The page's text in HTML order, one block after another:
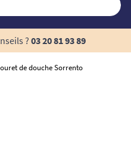
? 03 20 81 93 89
de douche Sorrento